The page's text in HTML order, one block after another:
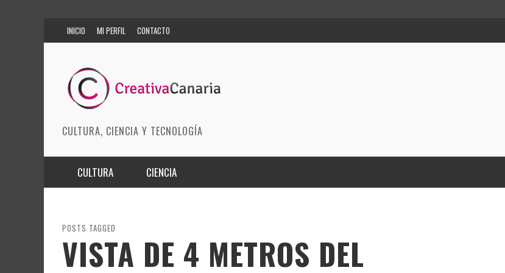
INICIO MI PERFIL CONTACTO
CULTURA, CIENCIA Y TECNOLOGÍA
CULTURA
ARTES ESCÉNICAS
MODA
CIENCIA
INNOVACIÓN
CIENCIAS DE LA TIERRA
POSTS TAGGED
VISTA DE 4 METROS DEL